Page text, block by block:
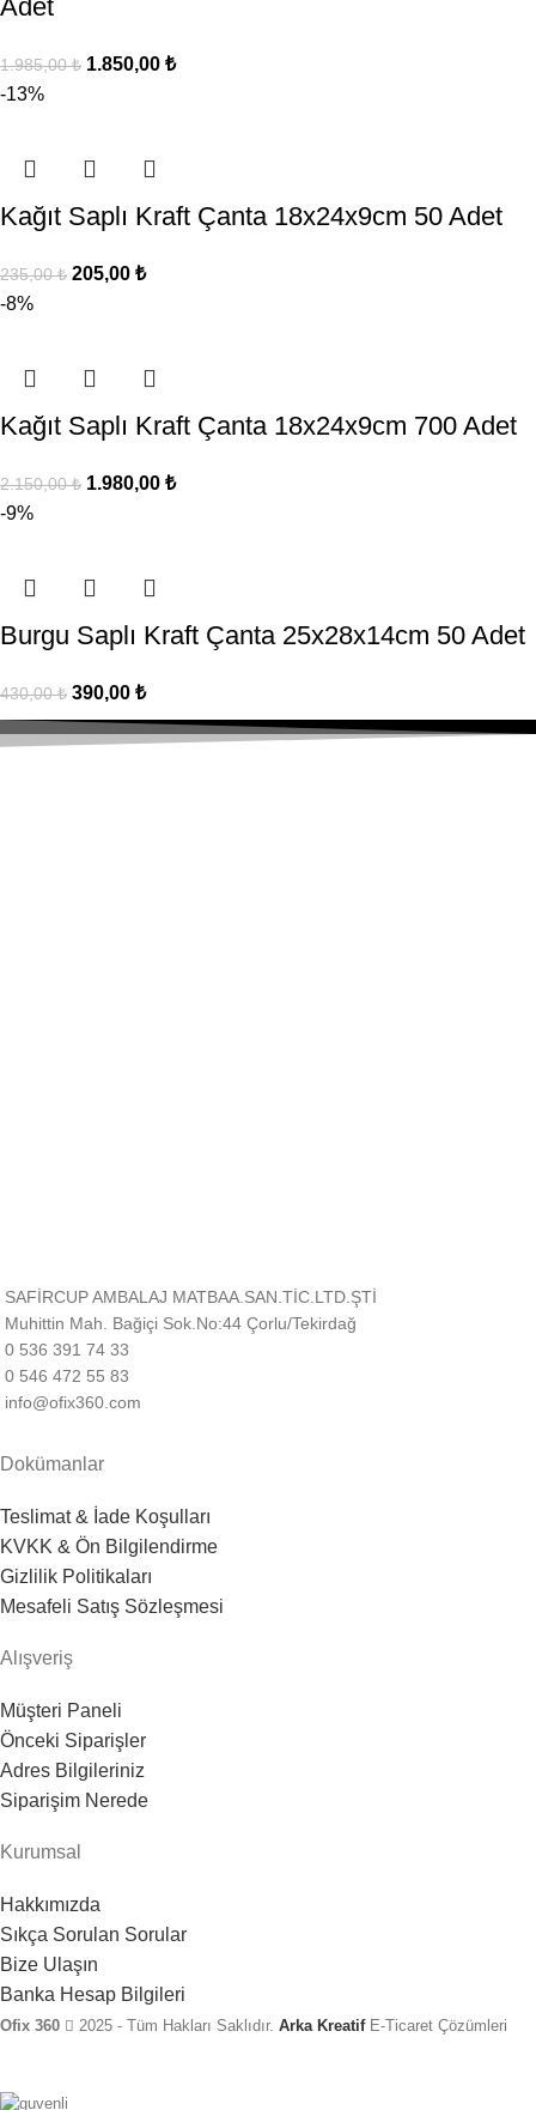
Adet
1.985,00₺ 1.850,00 ₺
-13%
Kağıt Saplı Kraft Çanta 18x24x9cm 50 Adet
235,00₺ 205,00 ₺
-8%
Kağıt Saplı Kraft Çanta 18x24x9cm 700 Adet
2.150,00₺ 1.980,00 ₺
-9%
Burgu Saplı Kraft Çanta 25x28x14cm 50 Adet
430,00₺ 390,00 ₺
SAFİRCUP AMBALAJ MATBAA.SAN.TİC.LTD.ŞTİ
Muhittin Mah. Bağiçi Sok.No:44 Çorlu/Tekirdağ
0 536 391 74 33
0 546 472 55 83
info@ofix360.com
Dokümanlar
Teslimat & İade Koşulları
KVKK & Ön Bilgilendirme
Gizlilik Politikaları
Mesafeli Satış Sözleşmesi
Alışveriş
Müşteri Paneli
Önceki Siparişler
Adres Bilgileriniz
Siparişim Nerede
Kurumsal
Hakkımızda
Sıkça Sorulan Sorular
Bize Ulaşın
Banka Hesap Bilgileri
Ofix 360 2025 - Tüm Hakları Saklıdır. Arka KreatifE-Ticaret Çözümleri